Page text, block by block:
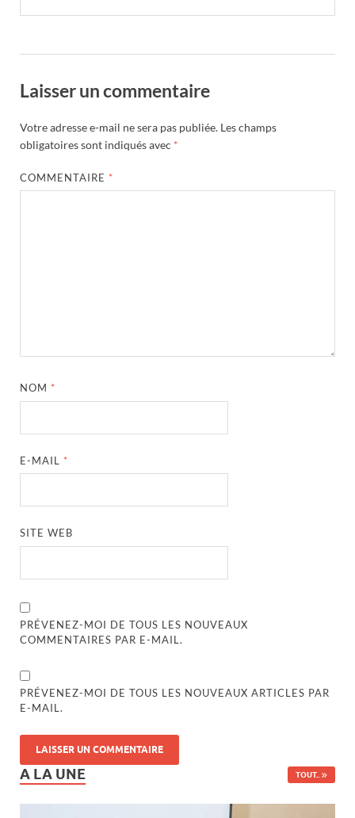
Laisser un commentaire
Votre adresse e-mail ne sera pas publiée. Les champs
obligatoires sont indiqués avec *
COMMENTAIRE *
NOM *
E-MAIL *
SITE WEB
PRÉVENEZ-MOI DE TOUS LES NOUVEAUX
COMMENTAIRES PAR E-MAIL.
PRÉVENEZ-MOI DE TOUS LES NOUVEAUX ARTICLES PAR
E-MAIL.
A LA UNE TOUT..